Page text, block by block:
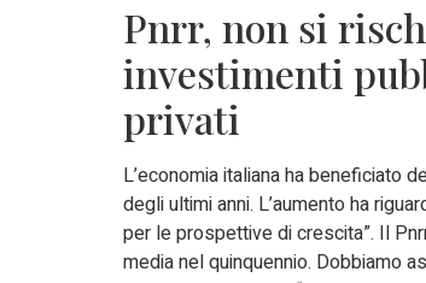
Pnrr, non si
investimenti
privati
L’economia italiana ha beneficiato
degli ultimi anni. L’aumento ha
per le prospettive di crescita”. Il
media nel quinquennio. Dobbiamo